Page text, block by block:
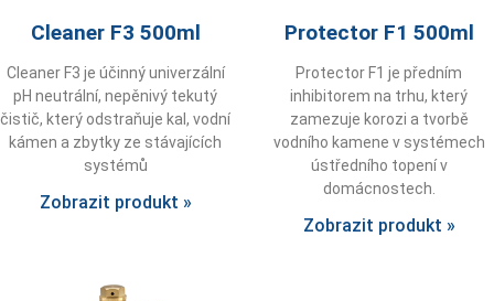
Cleaner F3 500ml
Cleaner F3 je účinný univerzální
pH neutrální, nepěnivý tekutý
čistič, který odstraňuje kal, vodní
kámen a zbytky ze stávajících
systémů
Zobrazit produkt »
Protector F1 500ml
Protector F1 je předním
inhibitorem na trhu, který
zamezuje korozi a tvorbě
vodního kamene v systémech
ústředního topení v
domácnostech.
Zobrazit produkt »